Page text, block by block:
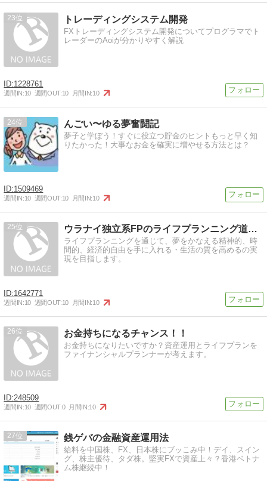
23 トレーディングシステム開発
FXトレーディングシステム開発についてプログラマでト
レーダーのAoiが分かりやすく解説
1228761
週間IN:10 週間OUT:10 月間IN:10
24 んごい〜ゆる夢奮闘記
夢子と学ぼう！すぐに役立つ貯金のヒントもっと早く知
りたかった！大事なお金を確実に増やせる方法とは？
1509469
週間IN:10 週間OUT:10 月間IN:10
25 ウラナイ独立系FPのライフプランニング道一直線
ライフプランニングを通じて、夢をかなえる精神的、時
間的、経済的自由を手に入れる・生活の質を高めるの実
現を目指します。
1642771
週間IN:10 週間OUT:10 月間IN:10
26 お金持ちになるチャンス！！
お金持ちになりたいですか？資産運用とライフプランを
ファイナンシャルプランナーが考えます。
248509
週間IN:10 週間OUT:0 月間IN:10
27 銭ゲバの金融資産運用法
給料を中国株、FX、日本株にブッこみ中！デイ、スイン
グ、株主優待、タダ株。堅実FXで資産上々？香港ベトナ
ム株継続中！